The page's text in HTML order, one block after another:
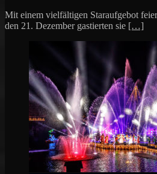
Mit einem vielfältigen Staraufgebot
den 21. Dezember gastierten sie […]